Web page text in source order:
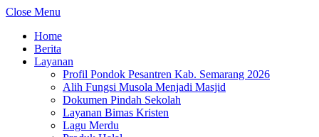
Close Menu
Home
Berita
Layanan
Profil Pondok Pesantren Kab. Semarang 2026
Alih Fungsi Musola Menjadi Masjid
Dokumen Pindah Sekolah
Layanan Bimas Kristen
Lagu Merdu